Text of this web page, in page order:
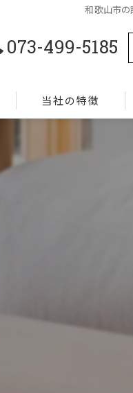
和歌山市の
073-499-5185
当社の特徴